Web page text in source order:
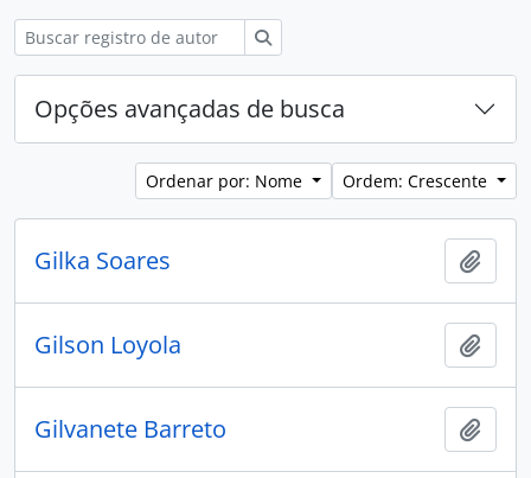
Opções avançadas de busca
Ordenar por: Nome Ordem: Crescente
Gilka Soares
Gilson Loyola
Gilvanete Barreto